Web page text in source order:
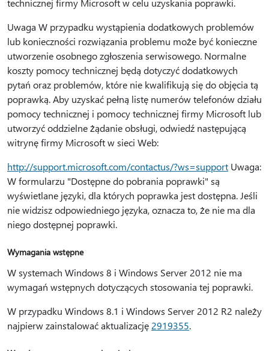
technicznej firmy Microsoft w celu uzyskania poprawki.
Uwaga W przypadku wystąpienia dodatkowych problemów
lub konieczności rozwiązania problemu może być konieczne
utworzenie osobnego zgłoszenia serwisowego. Normalne
koszty pomocy technicznej będą dotyczyć dodatkowych
pytań oraz problemów, które nie kwalifikują się do objęcia tą
poprawką. Aby uzyskać pełną listę numerów telefonów działu
pomocy technicznej i pomocy technicznej firmy Microsoft lub
utworzyć oddzielne żądanie obsługi, odwiedź następującą
witrynę firmy Microsoft w sieci Web:
http://support.microsoft.com/contactus/?ws=support Uwaga:
W formularzu "Dostępne do pobrania poprawki" są
wyświetlane języki, dla których poprawka jest dostępna. Jeśli
nie widzisz odpowiedniego języka, oznacza to, że nie ma dla
niego dostępnej poprawki.
Wymagania wstępne
W systemach Windows 8 i Windows Server 2012 nie ma
wymagań wstępnych dotyczących stosowania tej poprawki.
W przypadku Windows 8.1 i Windows Server 2012 R2 należy
najpierw zainstalować aktualizację 2919355.